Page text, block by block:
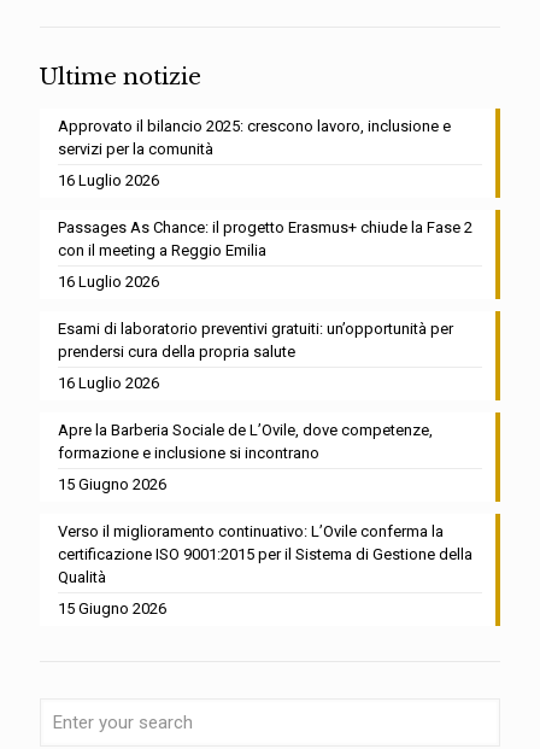
Ultime notizie
Approvato il bilancio 2025: crescono lavoro, inclusione e
servizi per la comunità
16 Luglio 2026
Passages As Chance: il progetto Erasmus+ chiude la Fase 2
con il meeting a Reggio Emilia
16 Luglio 2026
Esami di laboratorio preventivi gratuiti: un’opportunità per
prendersi cura della propria salute
16 Luglio 2026
Apre la Barberia Sociale de L’Ovile, dove competenze,
formazione e inclusione si incontrano
15 Giugno 2026
Verso il miglioramento continuativo: L’Ovile conferma la
certificazione ISO 9001:2015 per il Sistema di Gestione della
Qualità
15 Giugno 2026